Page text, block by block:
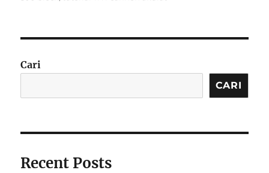
Cari
CARI
Recent Posts